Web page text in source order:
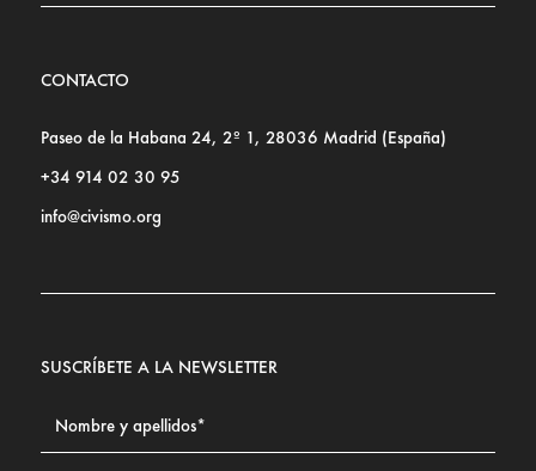
CONTACTO
Paseo de la Habana 24, 2º 1, 28036 Madrid (España)
+34 914 02 30 95
info@civismo.org
SUSCRÍBETE A LA NEWSLETTER